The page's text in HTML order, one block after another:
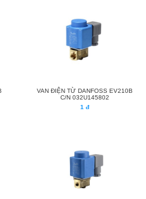
VAN ĐIỆN TỪ DANFOSS EV210B
C/N 032U145802
1 đ